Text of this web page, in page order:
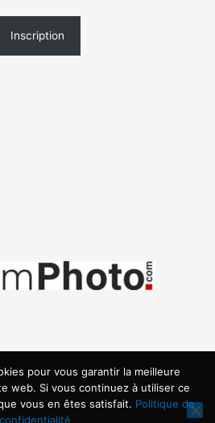
Inscription
pour vous garantir la meilleure
web. Si vous continuez à utiliser ce
vous en êtes satisfait. Politique de
confidentialité